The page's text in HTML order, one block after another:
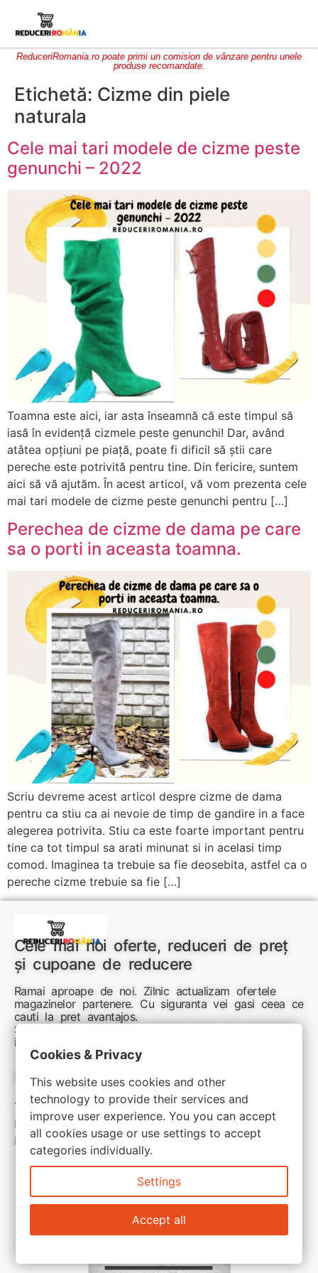
ReduceriRomania.ro poate primi un comision de vânzare pentru unele
produse recomandate.
Etichetă: Cizme din piele
naturala
Cele mai tari modele de cizme peste
genunchi – 2022
Toamna este aici, iar asta înseamnă că este timpul să
iasă în evidență cizmele peste genunchi! Dar, având
atâtea opțiuni pe piață, poate fi dificil să știi care
pereche este potrivită pentru tine. Din fericire, suntem
aici să vă ajutăm. În acest articol, vă vom prezenta cele
mai tari modele de cizme peste genunchi pentru […]
Perechea de cizme de dama pe care
sa o porti in aceasta toamna.
Scriu devreme acest articol despre cizme de dama
pentru ca stiu ca ai nevoie de timp de gandire in a face
alegerea potrivita. Stiu ca este foarte important pentru
tine ca tot timpul sa arati minunat si in acelasi timp
comod. Imaginea ta trebuie sa fie deosebita, astfel ca o
pereche cizme trebuie sa fie […]
Cele mai noi oferte, reduceri de preț
și cupoane de reducere
Ramai aproape de noi. Zilnic actualizam ofertele
magazinelor partenere. Cu siguranta vei gasi ceea ce
cauti la pret avantajos.
Sunteti aici pentru reduceri inteligente si cumpărături
inspirate
Link-uri utile:
Termeni si conditii
Politica de confidentialitate
Politica de cookie
Cookies & Privacy
This website uses cookies and other
technology to provide their services and
improve user experience. You you can accept
all cookies usage or use settings to accept
categories individually.
Settings
Accept all